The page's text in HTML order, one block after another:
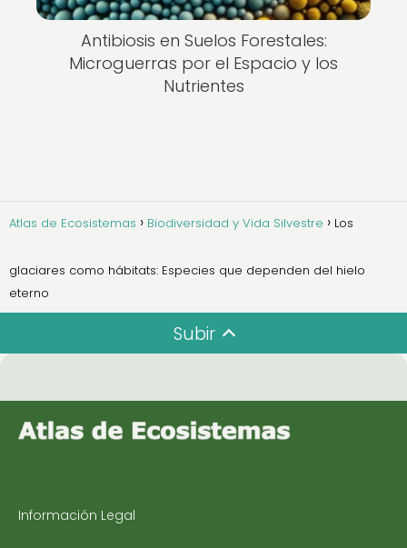
Antibiosis en Suelos Forestales:
Microguerras por el Espacio y los
Nutrientes
Atlas de Ecosistemas Biodiversidad y Vida Silvestre Los
glaciares como hábitats: Especies que dependen del hielo
eterno
Subir
Información Legal